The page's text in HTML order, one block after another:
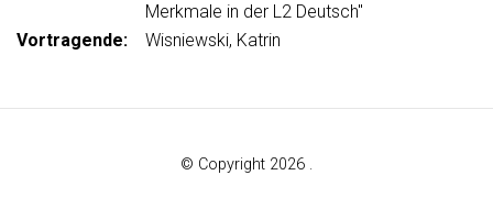
Merkmale in der L2 Deutsch"
Vortragende:
Wisniewski, Katrin
© Copyright 2026 .